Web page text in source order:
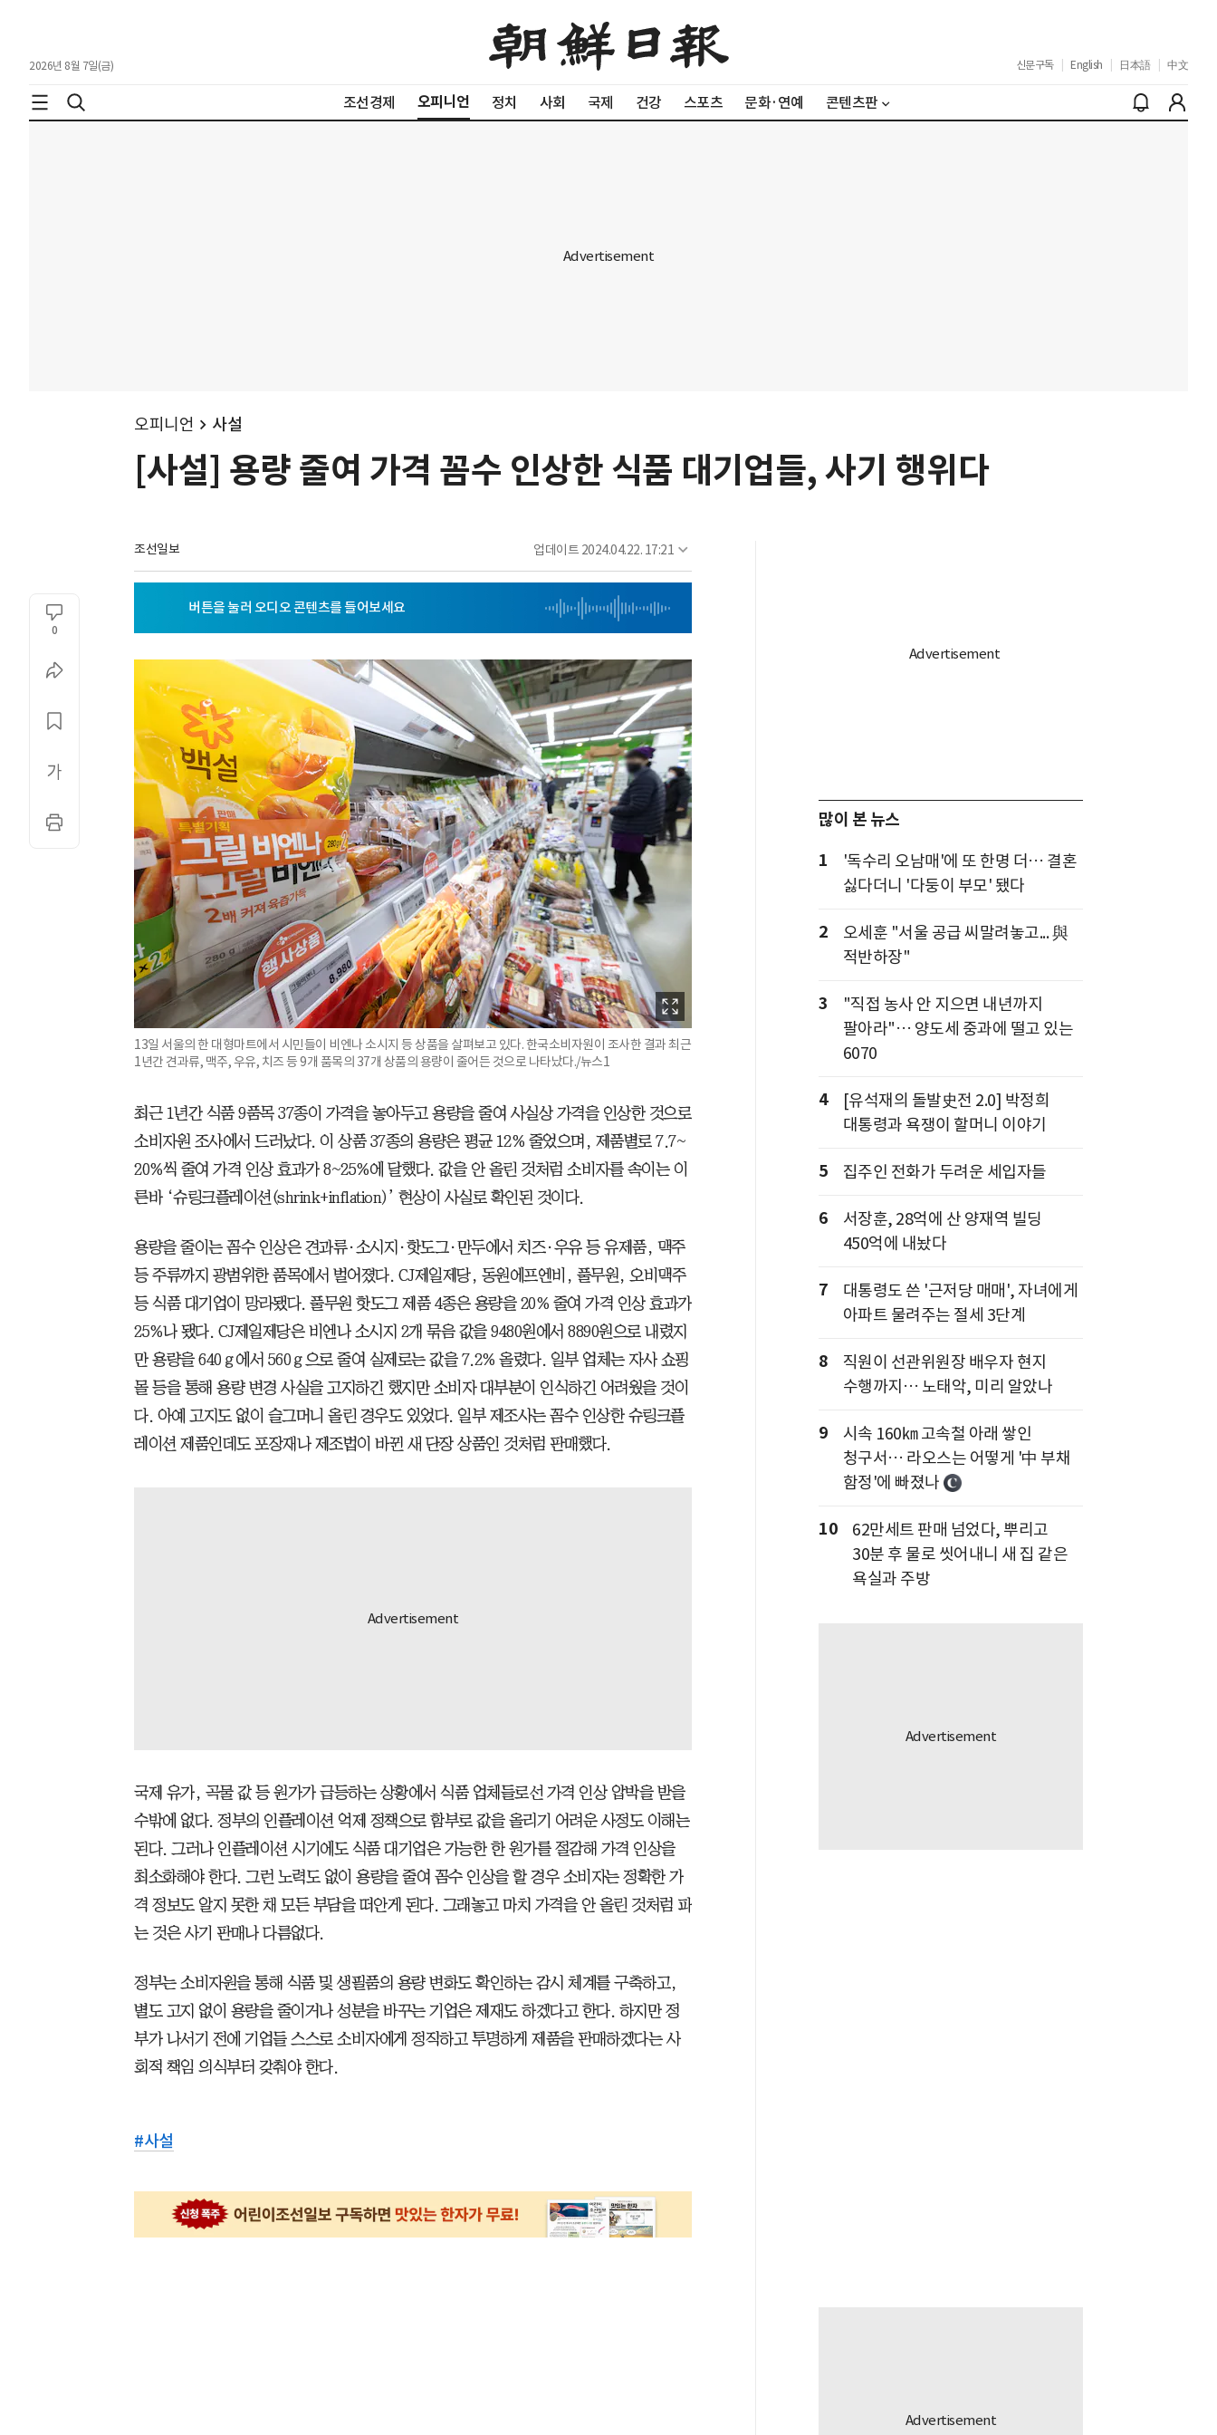
2026년 8월 7일(금) 신문구독 English 日本語 中文
조선경제 오피니언 정치 사회 국제 건강 스포츠 문화·연예 콘텐츠판
오피니언 사설
[사설] 용량 줄여 가격 꼼수 인상한 식품 대기업들, 사기 행위다
조선일보 업데이트 2024.04.22. 17:21
0
13일 서울의 한 대형마트에서 시민들이 비엔나 소시지 등 상품을 살펴보고 있다. 한국소비자원이 조사한 결과 최근
1년간 견과류, 맥주, 우유, 치즈 등 9개 품목의 37개 상품의 용량이 줄어든 것으로 나타났다./뉴스1
최근 1년간 식품 9품목 37종이 가격을 놓아두고 용량을 줄여 사실상 가격을 인상한 것으로
소비자원 조사에서 드러났다. 이 상품 37종의 용량은 평균 12% 줄었으며, 제품별로 7.7~
20%씩 줄여 가격 인상 효과가 8~25%에 달했다. 값을 안 올린 것처럼 소비자를 속이는 이
른바 ‘슈링크플레이션(shrink+inflation)’ 현상이 사실로 확인된 것이다.
용량을 줄이는 꼼수 인상은 견과류·소시지·핫도그·만두에서 치즈·우유 등 유제품, 맥주
등 주류까지 광범위한 품목에서 벌어졌다. CJ제일제당, 동원에프엔비, 풀무원, 오비맥주
등 식품 대기업이 망라됐다. 풀무원 핫도그 제품 4종은 용량을 20% 줄여 가격 인상 효과가
25%나 됐다. CJ제일제당은 비엔나 소시지 2개 묶음 값을 9480원에서 8890원으로 내렸지
만 용량을 640ｇ에서 560ｇ으로 줄여 실제로는 값을 7.2% 올렸다. 일부 업체는 자사 쇼핑
몰 등을 통해 용량 변경 사실을 고지하긴 했지만 소비자 대부분이 인식하긴 어려웠을 것이
다. 아예 고지도 없이 슬그머니 올린 경우도 있었다. 일부 제조사는 꼼수 인상한 슈링크플
레이션 제품인데도 포장재나 제조법이 바뀐 새 단장 상품인 것처럼 판매했다.
국제 유가, 곡물 값 등 원가가 급등하는 상황에서 식품 업체들로선 가격 인상 압박을 받을
수밖에 없다. 정부의 인플레이션 억제 정책으로 함부로 값을 올리기 어려운 사정도 이해는
된다. 그러나 인플레이션 시기에도 식품 대기업은 가능한 한 원가를 절감해 가격 인상을
최소화해야 한다. 그런 노력도 없이 용량을 줄여 꼼수 인상을 할 경우 소비자는 정확한 가
격 정보도 알지 못한 채 모든 부담을 떠안게 된다. 그래놓고 마치 가격을 안 올린 것처럼 파
는 것은 사기 판매나 다름없다.
정부는 소비자원을 통해 식품 및 생필품의 용량 변화도 확인하는 감시 체계를 구축하고,
별도 고지 없이 용량을 줄이거나 성분을 바꾸는 기업은 제재도 하겠다고 한다. 하지만 정
부가 나서기 전에 기업들 스스로 소비자에게 정직하고 투명하게 제품을 판매하겠다는 사
회적 책임 의식부터 갖춰야 한다.
#사설
많이 본 뉴스
1
'독수리 오남매'에 또 한명 더… 결혼
싫다더니 '다둥이 부모' 됐다
2
오세훈 "서울 공급 씨말려놓고... 與
적반하장"
3
"직접 농사 안 지으면 내년까지
팔아라"… 양도세 중과에 떨고 있는
6070
4
[유석재의 돌발史전 2.0] 박정희
대통령과 욕쟁이 할머니 이야기
5 집주인 전화가 두려운 세입자들
6
서장훈, 28억에 산 양재역 빌딩
450억에 내놨다
7
대통령도 쓴 '근저당 매매', 자녀에게
아파트 물려주는 절세 3단계
8
직원이 선관위원장 배우자 현지
수행까지… 노태악, 미리 알았나
9
시속 160㎞ 고속철 아래 쌓인
청구서… 라오스는 어떻게 '中 부채
함정'에 빠졌나
10
62만세트 판매 넘었다, 뿌리고
30분 후 물로 씻어내니 새 집 같은
욕실과 주방